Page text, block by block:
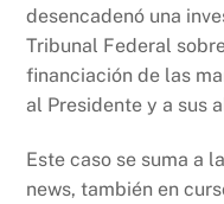
desencadenó una
Tribunal Federal
financiación de las
al Presidente y a sus
Este caso se suma a
news, también en